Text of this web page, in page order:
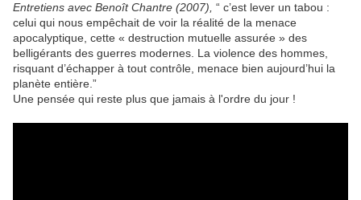
Entretiens avec Benoît Chantre (2007), “ c’est lever un tabou :
celui qui nous empêchait de voir la réalité de la menace
apocalyptique, cette « destruction mutuelle assurée » des
belligérants des guerres modernes. La violence des hommes,
risquant d’échapper à tout contrôle, menace bien aujourd’hui la
planète entière.”
Une pensée qui reste plus que jamais à l'ordre du jour !